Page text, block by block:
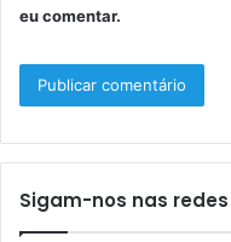
eu comentar.
Sigam-nos nas